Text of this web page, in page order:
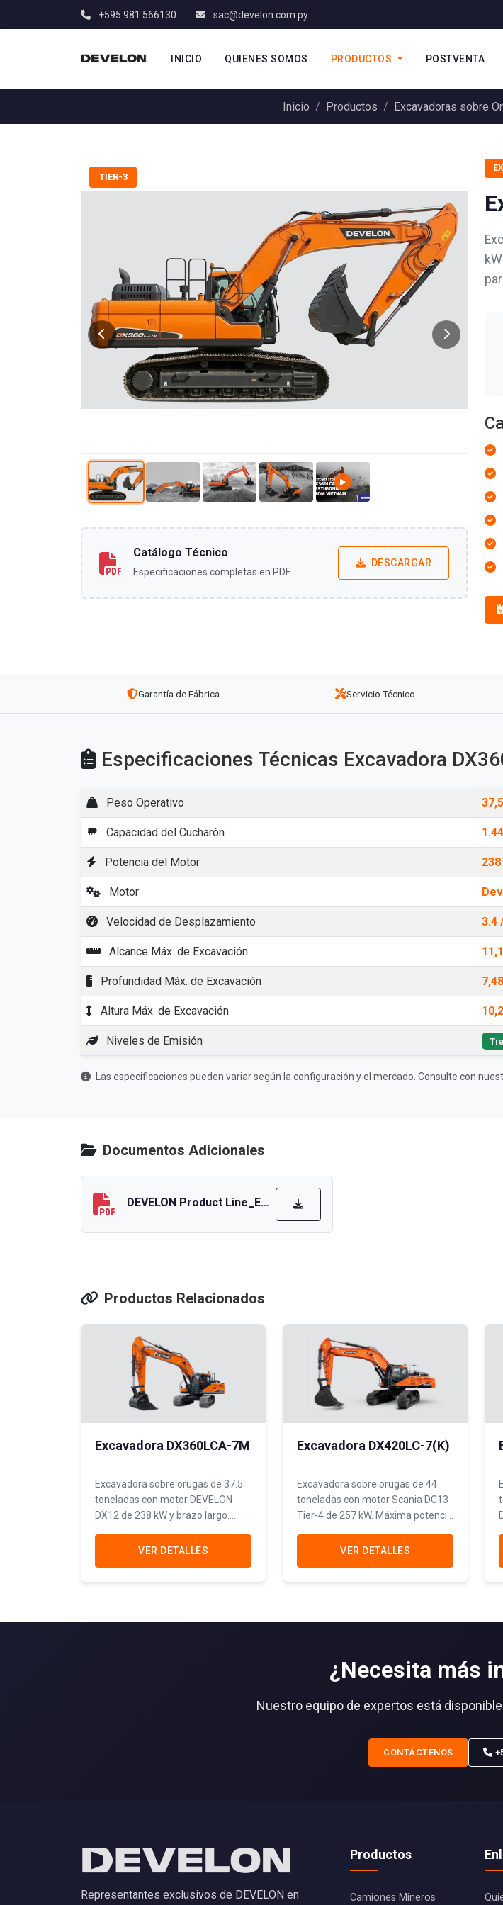
+595 981 566130 sac@develon.com.py
INICIO QUIENES SOMOS PRODUCTOS POSTVENTA
Inicio Productos Excavadoras sobre
TIER-3
Catálogo Técnico
Especificaciones completas en PDF
DESCARGAR
Garantía de Fábrica Servicio Técnico
Especificaciones Técnicas Excavadora
Peso Operativo
Capacidad del Cucharón
Potencia del Motor
Motor
Velocidad de Desplazamiento 3.4
Alcance Máx. de Excavación
Profundidad Máx. de Excavación
Altura Máx. de Excavación
Niveles de Emisión
Las especificaciones pueden variar según la configuración y el mercado. Consulte con
Documentos Adicionales
DEVELON Product Line_EN_low
Productos Relacionados
Excavadora DX360LCA-7M
Excavadora sobre orugas de 37.5
toneladas con motor DEVELON
DX12 de 238 kW y brazo largo.
canteras y movimiento masivo de
VER DETALLES
Excavadora DX420LC-7(K)
Excavadora sobre orugas de 44
toneladas con motor Scania DC13
Tier-4 de 257 kW. Máxima potencia
operaciones mineras de alto
VER DETALLES
¿Necesita más
Nuestro equipo de expertos está
CONTÁCTENOS
Representantes exclusivos de DEVELON en
Productos
Camiones Mineros